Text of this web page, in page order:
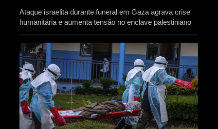
Ataque israelita durante funeral em Gaza agrava crise
humanitária e aumenta tensão no enclave palestiniano